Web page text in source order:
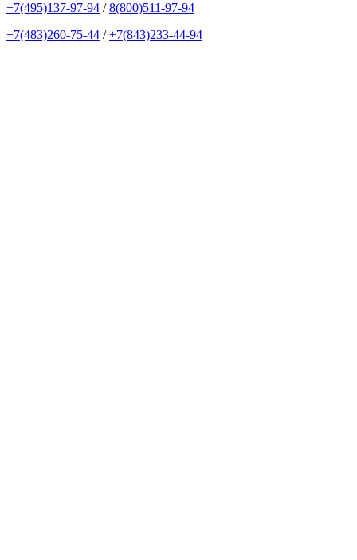
+7(495)137-97-94 /8(800)511-97-94
+7(483)260-75-44 /+7(843)233-44-94